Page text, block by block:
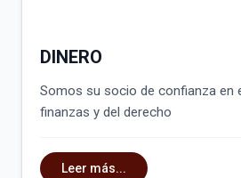
DINERO
Somos su socio de confianza en
finanzas y del derecho
Leer más...